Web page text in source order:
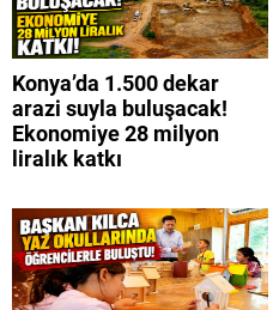
Konya’da 1.500 dekar
arazi suyla buluşacak!
Ekonomiye 28 milyon
liralık katkı